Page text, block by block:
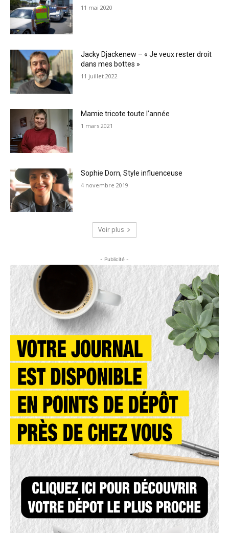
11 mai 2020
Jacky Djackenew – « Je veux rester droit
dans mes bottes »
11 juillet 2022
Mamie tricote toute l’année
1 mars 2021
Sophie Dorn, Style influenceuse
4 novembre 2019
Voir plus
- Publicité -